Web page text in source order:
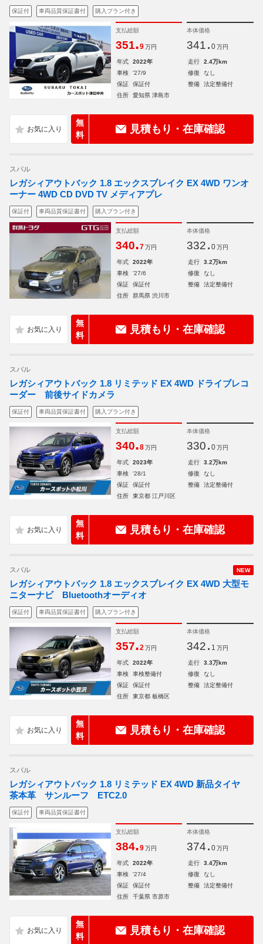
保証付 車両品質保証書付 購入プラン付き
支払総額
351.9 万円
本体価格
341. 0 万円
年式 2022年 走行
2.4万km
車検
'27/9 修復
なし
保証
保証付 整備
法定整備付
住所
愛知県 津島市
無
料
見積もり・在庫確認
スバル
レガシィアウトバック 1.8 エックスブレイク EX 4WD ワンオ
ーナー 4WD CD DVD TV メディアプレ
保証付 車両品質保証書付 購入プラン付き
支払総額
340.7 万円
本体価格
332. 0 万円
年式 2022年 走行
3.2万km
車検
'27/6 修復
なし
保証
保証付 整備
法定整備付
住所
群馬県 渋川市
無
料
見積もり・在庫確認
スバル
レガシィアウトバック 1.8 リミテッド EX 4WD ドライブレコ
ーダー 前後サイドカメラ
保証付 車両品質保証書付 購入プラン付き
支払総額
340.8 万円
本体価格
330. 0 万円
年式 2023年 走行
3.2万km
車検
'28/1 修復
なし
保証
保証付 整備
法定整備付
住所
東京都 江戸川区
無
料
見積もり・在庫確認
NEW
スバル
レガシィアウトバック 1.8 エックスブレイク EX 4WD 大型モ
ニターナビ Bluetoothオーディオ
保証付 車両品質保証書付 購入プラン付き
支払総額
357.2 万円
本体価格
342. 1 万円
年式 2022年 走行
3.3万km
車検
車検整備付 修復
なし
保証
保証付 整備
法定整備付
住所
東京都 板橋区
無
料
見積もり・在庫確認
スバル
レガシィアウトバック 1.8 リミテッド EX 4WD 新品タイヤ
茶本革 サンルーフ ETC2.0
保証付 車両品質保証書付
支払総額
384.9 万円
本体価格
374. 0 万円
年式 2022年 走行
3.4万km
車検
'27/4 修復
なし
保証
保証付 整備
法定整備付
住所
千葉県 市原市
無
料
見積もり・在庫確認